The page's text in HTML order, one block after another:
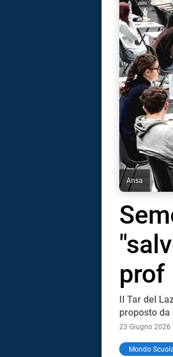
Ansa
prof
Il Tar del
proposto
23 Giugno 2026
Mondo